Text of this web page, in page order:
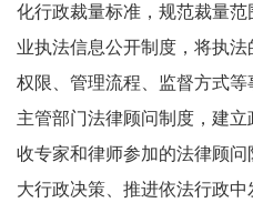
化行政裁量标准，规范裁量
业执法信息公开制度，将执
权限、管理流程、监督方式
主管部门法律顾问制度，建
收专家和律师参加的法律顾
大行政决策、推进依法行政